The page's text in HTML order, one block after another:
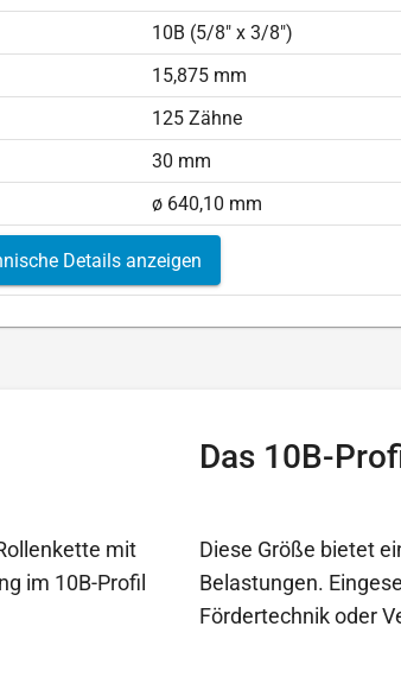
10B (5/8" x 3/8")
15,875 mm
125 Zähne
30 mm
ø 640,10 mm
Details anzeigen
Das 10B-
Diese Größe bietet
Belastungen.
Fördertechnik oder